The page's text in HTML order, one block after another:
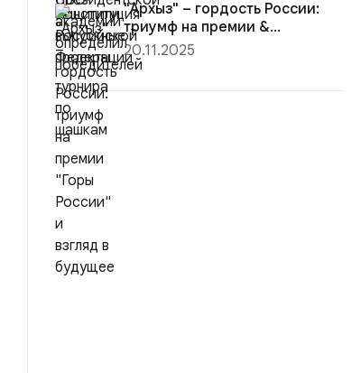
"Архыз" – гордость России:
триумф на премии &...
20.11.2025